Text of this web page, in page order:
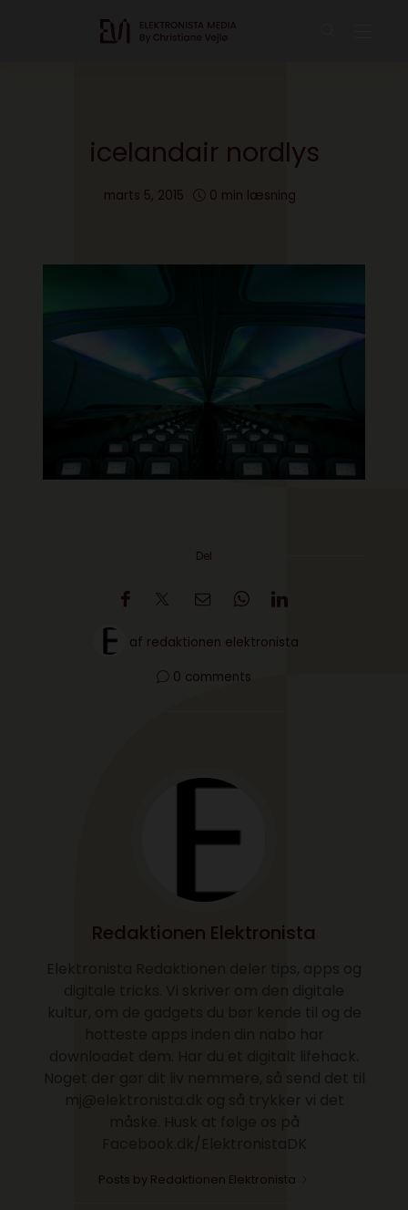
icelandair nordlys
marts 5, 2015 0 min læsning
Del
af redaktionen elektronista
0 comments
Redaktionen Elektronista
Posts by Redaktionen Elektronista